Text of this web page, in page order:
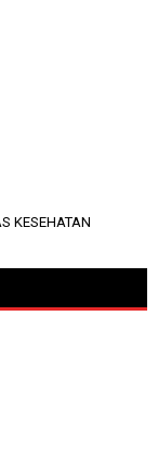
KESEHATAN